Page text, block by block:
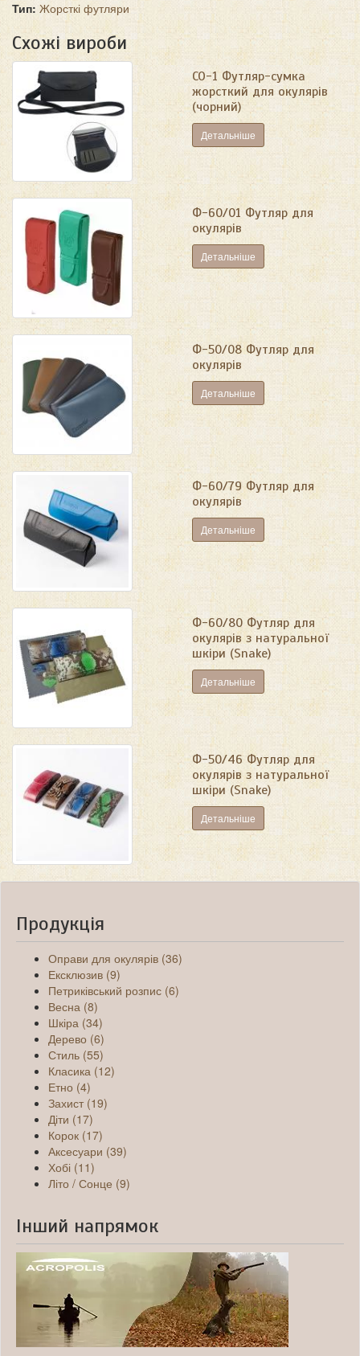
Тип: Жорсткі футляри
Схожі вироби
СО-1 Футляр-сумка
жорсткий для окулярів
(чорний)
Детальніше
Ф-60/01 Футляр для
окулярів
Детальніше
Ф-50/08 Футляр для
окулярів
Детальніше
Ф-60/79 Футляр для
окулярів
Детальніше
Ф-60/80 Футляр для
окулярів з натуральної
шкіри (Snake)
Детальніше
Ф-50/46 Футляр для
окулярів з натуральної
шкіри (Snake)
Детальніше
Продукція
Оправи для окулярів (36)
Ексклюзив (9)
Петриківський розпис (6)
Весна (8)
Шкіра (34)
Дерево (6)
Стиль (55)
Класика (12)
Етно (4)
Захист (19)
Діти (17)
Корок (17)
Аксесуари (39)
Хобі (11)
Літо / Сонце (9)
Інший напрямок